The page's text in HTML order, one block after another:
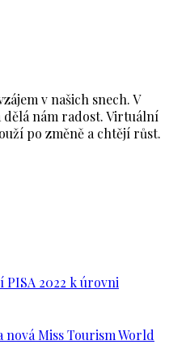
v našich snech. V
dělá nám radost. Virtuální
po změně a chtějí růst.
2022 k úrovni
Miss Tourism World